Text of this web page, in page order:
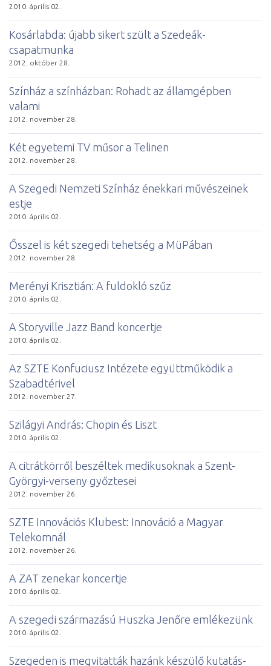
2010. április 02.
Kosárlabda: újabb sikert szült a Szedeák-
csapatmunka
2012. október 28.
Színház a színházban: Rohadt az államgépben
valami
2012. november 28.
Két egyetemi TV műsor a Telinen
2012. november 28.
A Szegedi Nemzeti Színház énekkari művészeinek
estje
2010. április 02.
Ősszel is két szegedi tehetség a MüPában
2012. november 28.
Merényi Krisztián: A fuldokló szűz
2010. április 02.
A Storyville Jazz Band koncertje
2010. április 02.
Az SZTE Konfuciusz Intézete együttműködik a
Szabadtérivel
2012. november 27.
Szilágyi András: Chopin és Liszt
2010. április 02.
A citrátkörről beszéltek medikusoknak a Szent-
Györgyi-verseny győztesei
2012. november 26.
SZTE Innovációs Klubest: Innováció a Magyar
Telekomnál
2012. november 26.
A ZAT zenekar koncertje
2010. április 02.
A szegedi származású Huszka Jenőre emlékezünk
2010. április 02.
Szegeden is megvitatták hazánk készülő kutatás-